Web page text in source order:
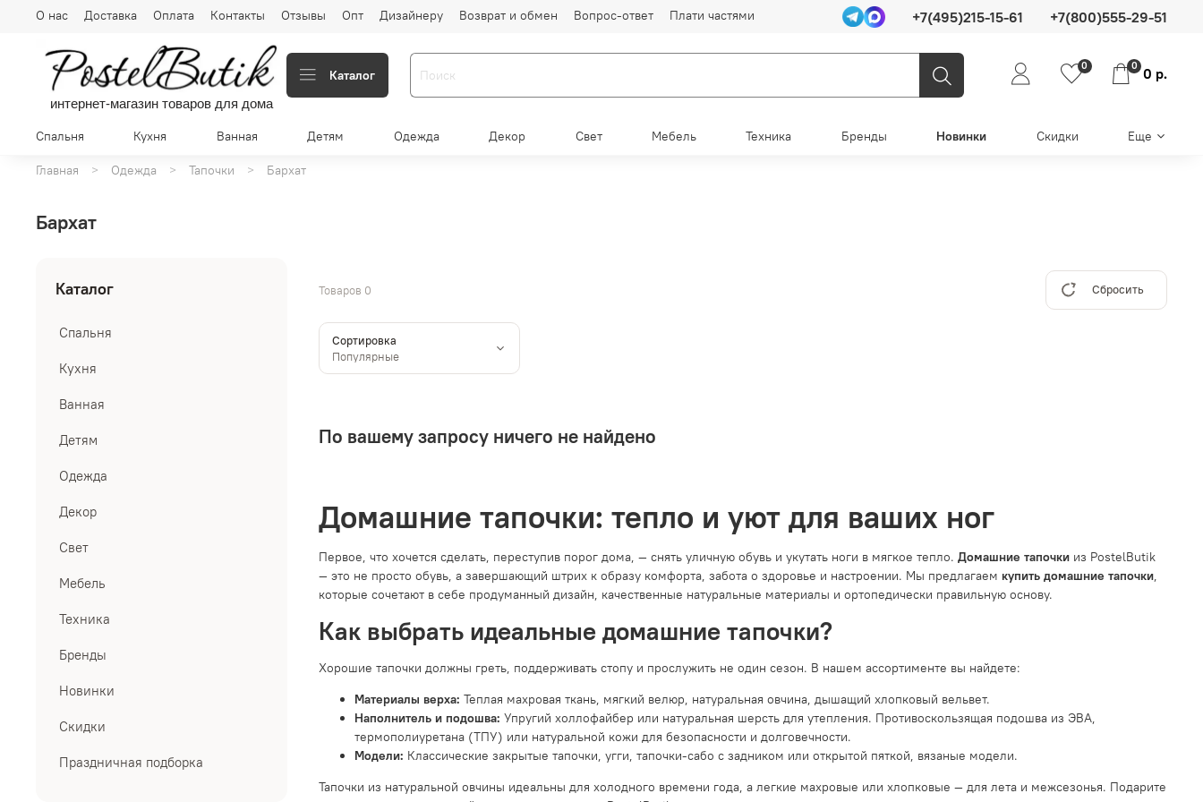
О нас Доставка Оплата Контакты Отзывы Опт Дизайнеру Возврат и обмен Вопрос-ответ Плати частями +7(495)215-15-61 +7(800)555-29-51
интернет-магазин товаров для дома
Каталог
0 0 0 р.
Спальня Кухня Ванная Детям Одежда Декор Свет Мебель Техника Бренды Новинки Скидки Еще
Главная Одежда Тапочки Бархат
Бархат
Товаров 0 Сбросить
Сортировка
По вашему запросу ничего не найдено
Домашние тапочки: тепло и уют для ваших ног
Первое, что хочется сделать, переступив порог дома, — снять уличную обувь и укутать ноги в мягкое тепло. Домашние тапочкииз PostelButik
— это не просто обувь, а завершающий штрих к образу комфорта, забота о здоровье и настроении. Мы предлагаем купить домашние тапочки,
которые сочетают в себе продуманный дизайн, качественные натуральные материалы и ортопедически правильную основу.
Как выбрать идеальные домашние тапочки?
Хорошие тапочки должны греть, поддерживать стопу и прослужить не один сезон. В нашем ассортименте вы найдете:
Материалы верха: Теплая махровая ткань, мягкий велюр, натуральная овчина, дышащий хлопковый вельвет.
Наполнитель и подошва: Упругий холлофайбер или натуральная шерсть для утепления. Противоскользящая подошва из ЭВА,
термополиуретана (ТПУ) или натуральной кожи для безопасности и долговечности.
Модели: Классические закрытые тапочки, угги, тапочки-сабо с задником или открытой пяткой, вязаные модели.
Тапочки из натуральной овчины идеальны для холодного времени года, а легкие махровые или хлопковые — для лета и межсезонья. Подарите
Каталог
Спальня
Кухня
Ванная
Детям
Одежда
Декор
Свет
Мебель
Техника
Бренды
Новинки
Скидки
Праздничная подборка